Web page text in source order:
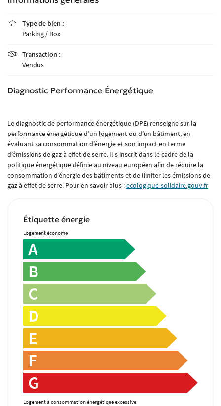
L’AGENCE
- SUIVI
ACHETER
VENDUS
02 41 18 18 70

Type de bien :
Parking / Box

Transaction :
Vendus
Diagnostic Performance Énergétique
Le diagnostic de performance énergétique (DPE) renseigne sur la
performance énergétique d’un logement ou d’un bâtiment, en
évaluant sa consommation d’énergie et son impact en terme
d’émissions de gaz à effet de serre. Il s’inscrit dans le cadre de la
politique énergétique définie au niveau européen afin de réduire la
consommation d’énergie des bâtiments et de limiter les émissions de
gaz à effet de serre. Pour en savoir plus :ecologique-solidaire.gouv.fr
Étiquette énergie
Logement économe
A
B
C
D
E
F
G
Logement à consommation énergétique excessive